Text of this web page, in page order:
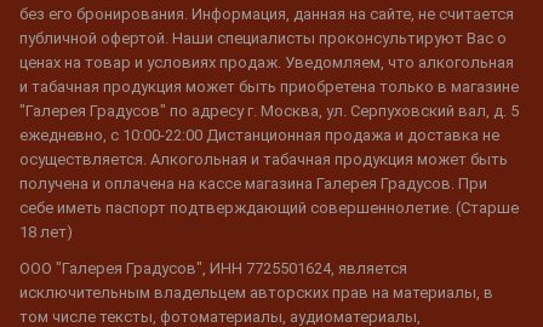
без его бронирования. Информация, данная на сайте, не считается
публичной офертой. Наши специалисты проконсультируют Вас о
ценах на товар и условиях продаж. Уведомляем, что алкогольная
и табачная продукция может быть приобретена только в магазине
"Галерея Градусов" по адресу г. Москва, ул. Серпуховский вал, д. 5
ежедневно, с 10:00-22:00 Дистанционная продажа и доставка не
осуществляется. Алкогольная и табачная продукция может быть
получена и оплачена на кассе магазина Галерея Градусов. При
себе иметь паспорт подтверждающий совершеннолетие. (Старше
18 лет)
ООО "Галерея Градусов", ИНН 7725501624, является
исключительным владельцем авторских прав на материалы, в
том числе тексты, фотоматериалы, аудиоматериалы,